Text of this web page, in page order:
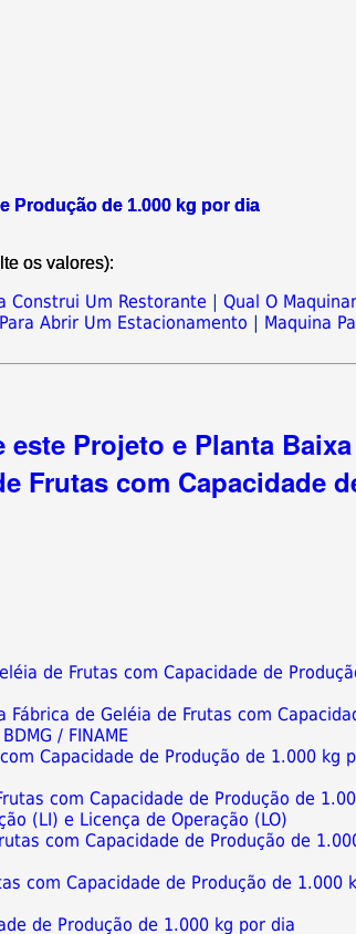
Produção de 1.000 kg por dia
os valores):
Construi Um Restorante |Qual O
Abrir Um Estacionamento
Maquina
este Projeto e Planta Baixa
Frutas com Capacidade
de Frutas com Capacidade de
de Geléia de Frutas com
/ FINAME
Capacidade de Produção de 1.000 kg
com Capacidade de Produção de
(LI) e Licença de Operação (LO)
com Capacidade de Produção de
com Capacidade de Produção de 1.000
de Produção de 1.000 kg por dia